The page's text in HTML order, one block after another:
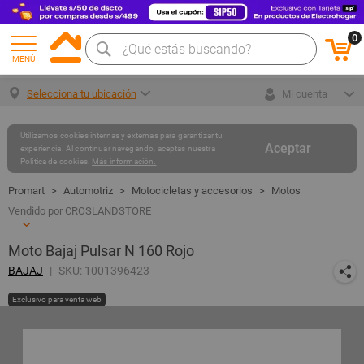
MENÚ
0
Selecciona tu ubicación Mi cuenta
Aceptar
Utilizamos cookies internas y externas para garantizar tu
experiencia. Al continuar navegando, aceptas nuestra
Política de cookies. Más información.
Automotriz Motocicletas y accesorios
Motos
Vendido por CROSLANDSTORE
Moto Bajaj Pulsar N 160 Rojo
BAJAJ SKU: 1001396423
Exclusivo para venta web